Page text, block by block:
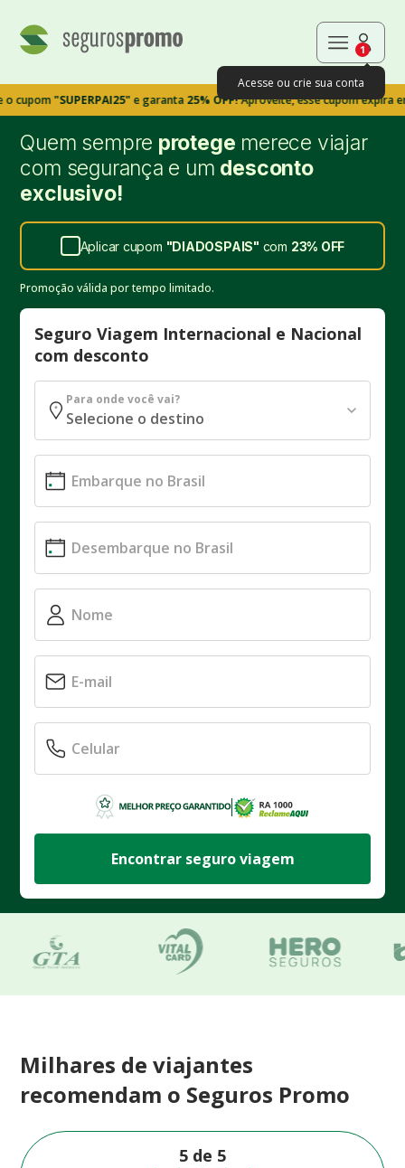
1
Acesse ou crie sua conta
"SUPERPAI25"e garanta25% OFF!Aproveite, esse cupom expira em
Quem sempre protege merece viajar
com segurança e um desconto
exclusivo!
Aplicar cupom "DIADOSPAIS" com 23% OFF
Promoção válida por tempo limitado.
Seguro Viagem Internacional e Nacional
com desconto
Para onde você vai?
Encontrar seguro viagem
Milhares de viajantes
recomendam o Seguros Promo
5 de 5